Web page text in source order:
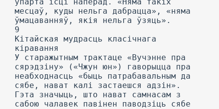
месцаў, куды нельга дабрацца», «няма
ўмацаванняў, якія нельга ўзяць».
9
Кітайская мудрасць класічнага
кіравання
У старажытным трактаце «Вучэнне пра
сярэдзіну» («Чжун юн») гаворыцца пра
неабходнасць «быць патрабавальным да
сябе, нават калі застаешся адзін».
Гэта значыць, што нават самнасам з
сабою чалавек павінен паводзіць сябе